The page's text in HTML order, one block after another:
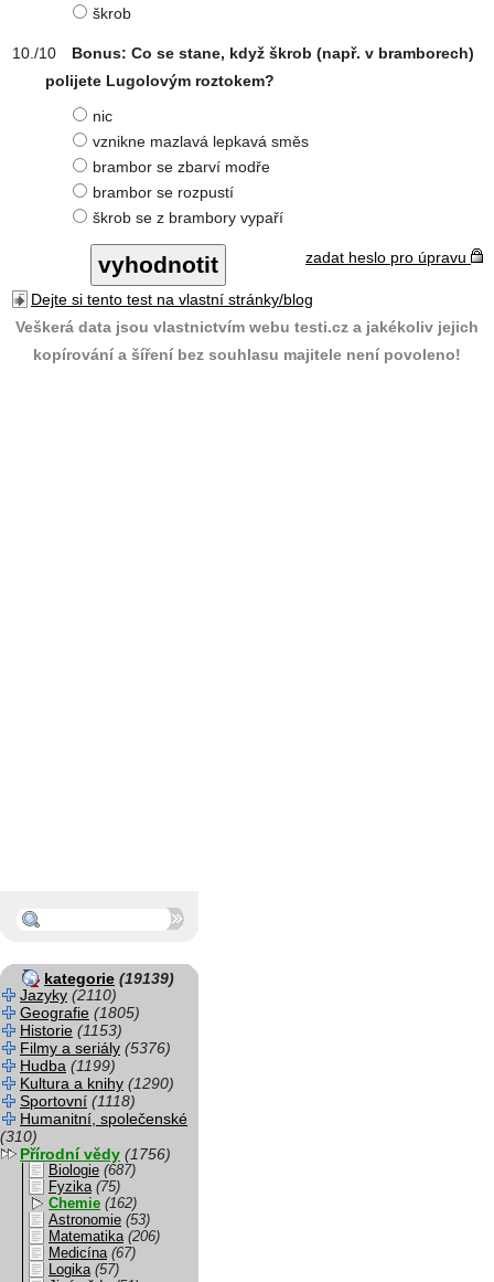
škrob
Bonus: Co se stane, když škrob (např. v bramborech)
polijete Lugolovým roztokem?
nic
vznikne mazlavá lepkavá směs
brambor se zbarví modře
brambor se rozpustí
škrob se z brambory vypaří
zadat heslo pro úpravu
Dejte si tento test na vlastní stránky/blog
Veškerá data jsou vlastnictvím webu testi.cz a jakékoliv jejich
kopírování a šíření bez souhlasu majitele není povoleno!
kategorie (19139)
Jazyky (2110)
Geografie (1805)
Historie (1153)
Filmy a seriály (5376)
Hudba (1199)
Kultura a knihy (1290)
Sportovní (1118)
Humanitní, společenské
(310)
Přírodní vědy (1756)
Biologie (687)
Fyzika (75)
Chemie (162)
Astronomie (53)
Matematika (206)
Medicína (67)
Logika (57)